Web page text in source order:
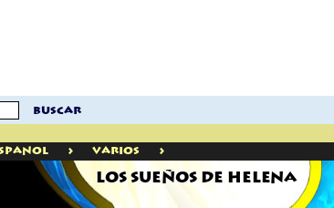
buscar
> Varios >
LOS SUEÑOS DE HELENA